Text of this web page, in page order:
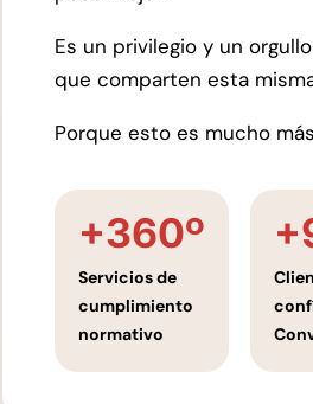
Es un privilegio y un
que comparten esta
Porque esto es mucho
+360º
Servicios de
cumplimiento
normativo